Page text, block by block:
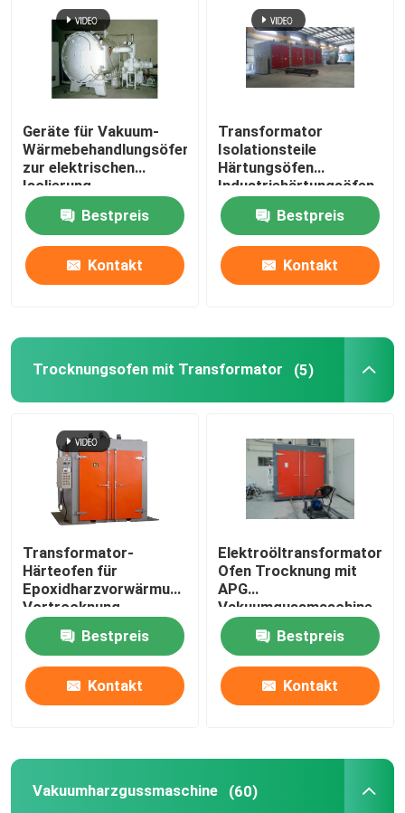
Fabrik Tour
Kontakt
Referenzen
Transformatorwickelmaschine
Transformatoröl-Verarbeitungsausrüstung
Transformatoröfen
Trocknungsofen mit Transformator
Vakuumharzgussmaschine
Injektionsvorrichtung zur Vakuummischung
Vakuumbrennöfen
Vakuumguss
CRGO CRNGO
Geräte für Vakuum-
Wärmebehandlungsöfen
zur elektrischen
Isolierung
Bestpreis
Kontakt
Transformator
Isolationsteile
Härtungsöfen
Industriehärtungsöfen
Bestpreis
Kontakt
Trocknungsofen mit Transformator (5)
Transformator-
Härteofen für
Epoxidharzvorwärmung
Vortrocknung
Bestpreis
Kontakt
Elektroöltransformator-
Ofen Trocknung mit
APG
Vakuumgussmaschine
Bestpreis
Kontakt
Vakuumharzgussmaschine (60)